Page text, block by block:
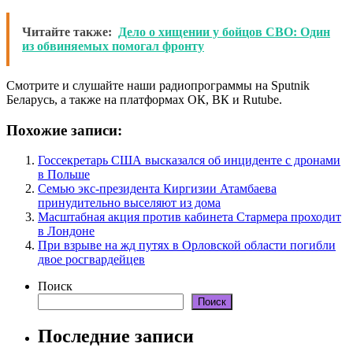
Читайте также:
Дело о хищении у бойцов СВО: Один
из обвиняемых помогал фронту
Смотрите и слушайте наши радиопрограммы на Sputnik
Беларусь, а также на платформах ОК, ВК и Rutube.
Похожие записи:
Госсекретарь США высказался об инциденте с дронами
в Польше
Семью экс-президента Киргизии Атамбаева
принудительно выселяют из дома
Масштабная акция против кабинета Стармера проходит
в Лондоне
При взрыве на жд путях в Орловской области погибли
двое росгвардейцев
Поиск
Поиск
Последние записи